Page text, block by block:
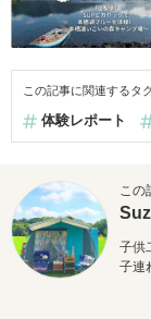
この記事に関連するタ
体験レポート
この
子供
子連